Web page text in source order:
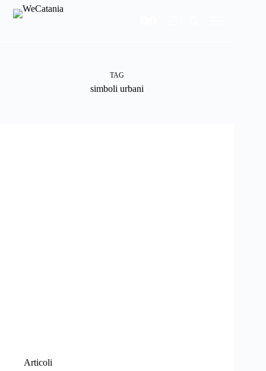
TAG
simboli urbani
Articoli